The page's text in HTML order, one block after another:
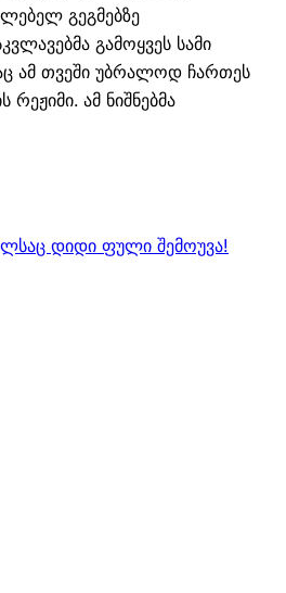
გეგმებზე
გამოყვეს სამი
ამ თვეში უბრალოდ ჩართეს
ამ ნიშნებმა